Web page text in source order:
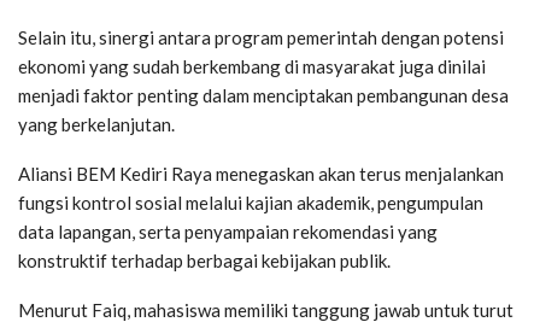
Selain itu, sinergi antara program pemerintah dengan potensi
ekonomi yang sudah berkembang di masyarakat juga dinilai
menjadi faktor penting dalam menciptakan pembangunan desa
yang berkelanjutan.
Aliansi BEM Kediri Raya menegaskan akan terus menjalankan
fungsi kontrol sosial melalui kajian akademik, pengumpulan
data lapangan, serta penyampaian rekomendasi yang
konstruktif terhadap berbagai kebijakan publik.
Menurut Faiq, mahasiswa memiliki tanggung jawab untuk turut